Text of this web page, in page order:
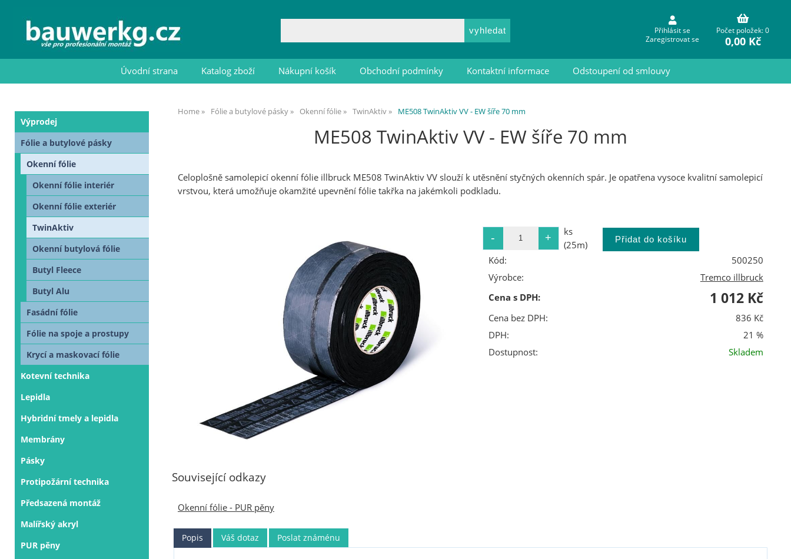
Přihlásit se
Zaregistrovat se
Počet položek: 0
0,00 Kč
Úvodní strana Katalog zboží Nákupní košík Obchodní podmínky Kontaktní informace Odstoupení od smlouvy
Home Fólie a butylové pásky Okenní fólie TwinAktiv ME508 TwinAktiv VV - EW šíře 70 mm
ME508 TwinAktiv VV - EW šíře 70 mm
Celoplošně samolepicí okenní fólie illbruck ME508 TwinAktiv VV slouží k utěsnění styčných okenních spár. Je opatřena vysoce kvalitní samolepicí
vrstvou, která umožňuje okamžité upevnění fólie takřka na jakémkoli podkladu.
ks
(25m)
Kód:
500250
Výrobce:
Tremco illbruck
Cena s DPH:
1 012 Kč
Cena bez DPH:
836 Kč
DPH:
21 %
Dostupnost:
Skladem
Související odkazy
Okenní fólie - PUR pěny
Popis Váš dotaz Poslat známénu
Výprodej
Fólie a butylové pásky
Okenní fólie
Okenní fólie interiér
Okenní fólie exteriér
TwinAktiv
Okenní butylová fólie
Butyl Fleece
Butyl Alu
Fasádní fólie
Fólie na spoje a prostupy
Krycí a maskovací fólie
Kotevní technika
Lepidla
Hybridní tmely a lepidla
Membrány
Pásky
Protipožární technika
Předsazená montáž
Malířský akryl
PUR pěny